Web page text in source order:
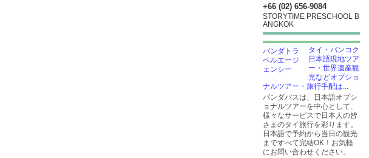
+66 (02) 656-9084
STORYTIME PRESCHOOL B
ANGKOK
タイ・バンコク
日本語現地ツア
ー・世界遺産観
光などオプショ
ナルツアー・旅行手配は...
パンダバスは、日本語オプシ
ョナルツアーを中心として、
様々なサービスで日本人の皆
さまのタイ旅行を彩ります。
日本語で予約から当日の観光
まですべて完結OK！お気軽
にお問い合わせください。